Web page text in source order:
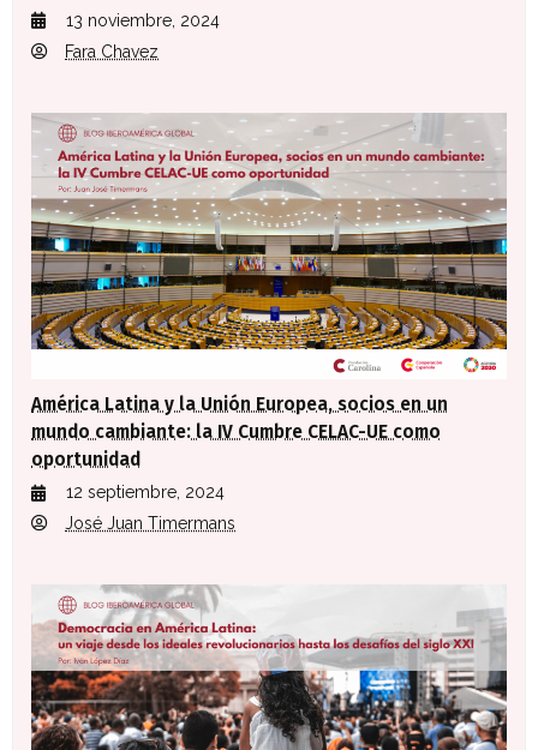
13 noviembre, 2024
Fara Chavez
América Latina y la Unión Europea, socios en un
mundo cambiante: la IV Cumbre CELAC-UE como
oportunidad
12 septiembre, 2024
José Juan Timermans